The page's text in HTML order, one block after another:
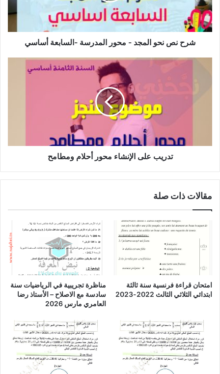
المدرسة
-السابعة
أساسي
شرح نص نحو المجد - محور المدرسة -السابعة أساسي
تدريب على الإنشاء محور أحلام ومطامح
مقالات ذات صلة
امتحان قراءة فرنسية سنة ثالثة
ابتدائي الثلاثي الثالث 2022-2023
مناظرة تجريبية في الرياضيات سنة
سادسة مع الاصلاح – الأستاذ رضا
العامري مارس 2026